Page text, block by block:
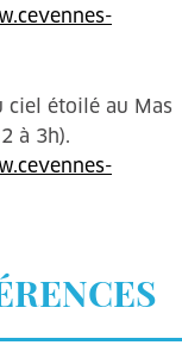
ciel étoilé au Mas
à 3h).